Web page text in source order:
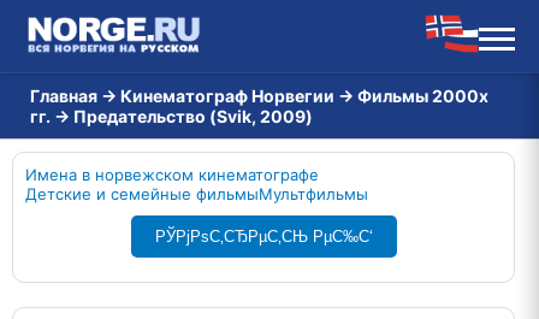
Главная → Кинематограф Норвегии → Фильмы 2000х
гг. → Предательство (Svik, 2009)
Имена в норвежском кинематографе
Детские и семейные фильмыМультфильмы
РЎРјРѕС‚СЂРµС‚СЊ РµС‰С‘